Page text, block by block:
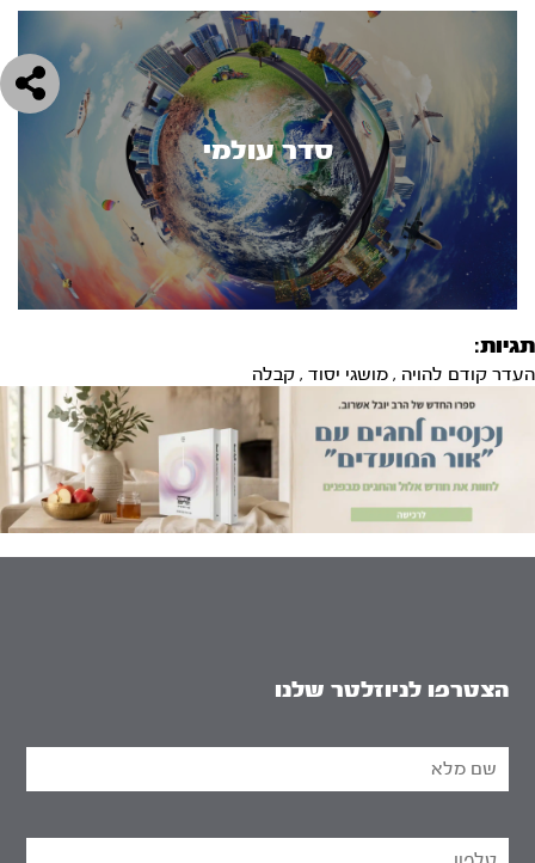
סדר עולמי
תגיות:
העדר קודם להויה , מושגי יסוד , קבלה
הצטרפו לניוזלטר שלנו